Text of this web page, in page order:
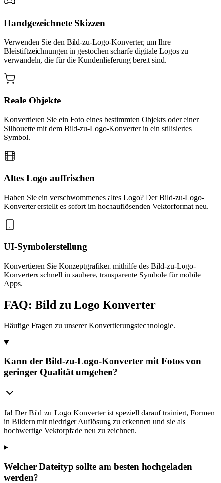
Handgezeichnete Skizzen
Verwenden Sie den Bild-zu-Logo-Konverter, um Ihre
Bleistiftzeichnungen in gestochen scharfe digitale Logos zu
verwandeln, die für die Kundenlieferung bereit sind.
Reale Objekte
Konvertieren Sie ein Foto eines bestimmten Objekts oder einer
Silhouette mit dem Bild-zu-Logo-Konverter in ein stilisiertes
Symbol.
Altes Logo auffrischen
Haben Sie ein verschwommenes altes Logo? Der Bild-zu-Logo-
Konverter erstellt es sofort im hochauflösenden Vektorformat neu.
UI-Symbolerstellung
Konvertieren Sie Konzeptgrafiken mithilfe des Bild-zu-Logo-
Konverters schnell in saubere, transparente Symbole für mobile
Apps.
FAQ: Bild zu Logo Konverter
Häufige Fragen zu unserer Konvertierungstechnologie.
Kann der Bild-zu-Logo-Konverter mit Fotos von
geringer Qualität umgehen?
Ja! Der Bild-zu-Logo-Konverter ist speziell darauf trainiert, Formen
in Bildern mit niedriger Auflösung zu erkennen und sie als
hochwertige Vektorpfade neu zu zeichnen.
Welcher Dateityp sollte am besten hochgeladen
werden?